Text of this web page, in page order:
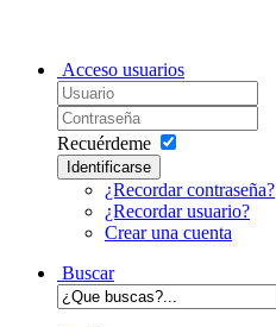
Acceso usuarios
Recuérdeme
Identificarse
¿Recordar contraseña?
¿Recordar usuario?
Crear una cuenta
Buscar